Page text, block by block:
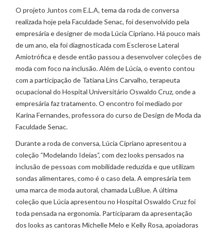
O projeto Juntos com E.L.A, tema da roda de conversa
realizada hoje pela Faculdade Senac, foi desenvolvido pela
empresária e designer de moda Lúcia Cipriano. Há pouco mais
de um ano, ela foi diagnosticada com Esclerose Lateral
Amiotrófica e desde então passou a desenvolver coleções de
moda com foco na inclusão. Além de Lúcia, o evento contou
com a participação de Tatiana Lins Carvalho, terapeuta
ocupacional do Hospital Universitário Oswaldo Cruz, onde a
empresária faz tratamento. O encontro foi mediado por
Karina Fernandes, professora do curso de Design de Moda da
Faculdade Senac.
Durante a roda de conversa, Lúcia Cipriano apresentou a
coleção “Modelando Ideias”, com dez looks pensados na
inclusão de pessoas com mobilidade reduzida e que utilizam
sondas alimentares, como é o caso dela. A empresária tem
uma marca de moda autoral, chamada LuBlue. A última
coleção que Lúcia apresentou no Hospital Oswaldo Cruz foi
toda pensada na ergonomia. Participaram da apresentação
dos looks as cantoras Michelle Melo e Kelly Rosa, apoiadoras